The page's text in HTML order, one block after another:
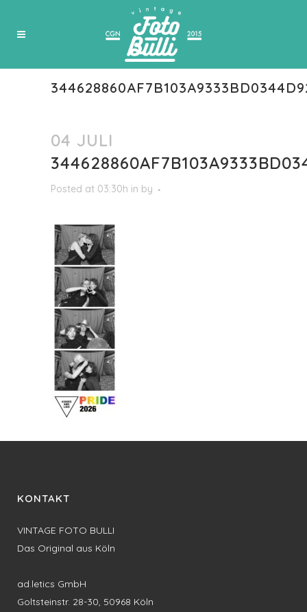
04 JULI
Posted at 03:30h in by
KONTAKT
VINTAGE FOTO BULLI
Das Original aus Köln
ad.letics GmbH
Goltsteinstr. 28-30, 50968 Köln